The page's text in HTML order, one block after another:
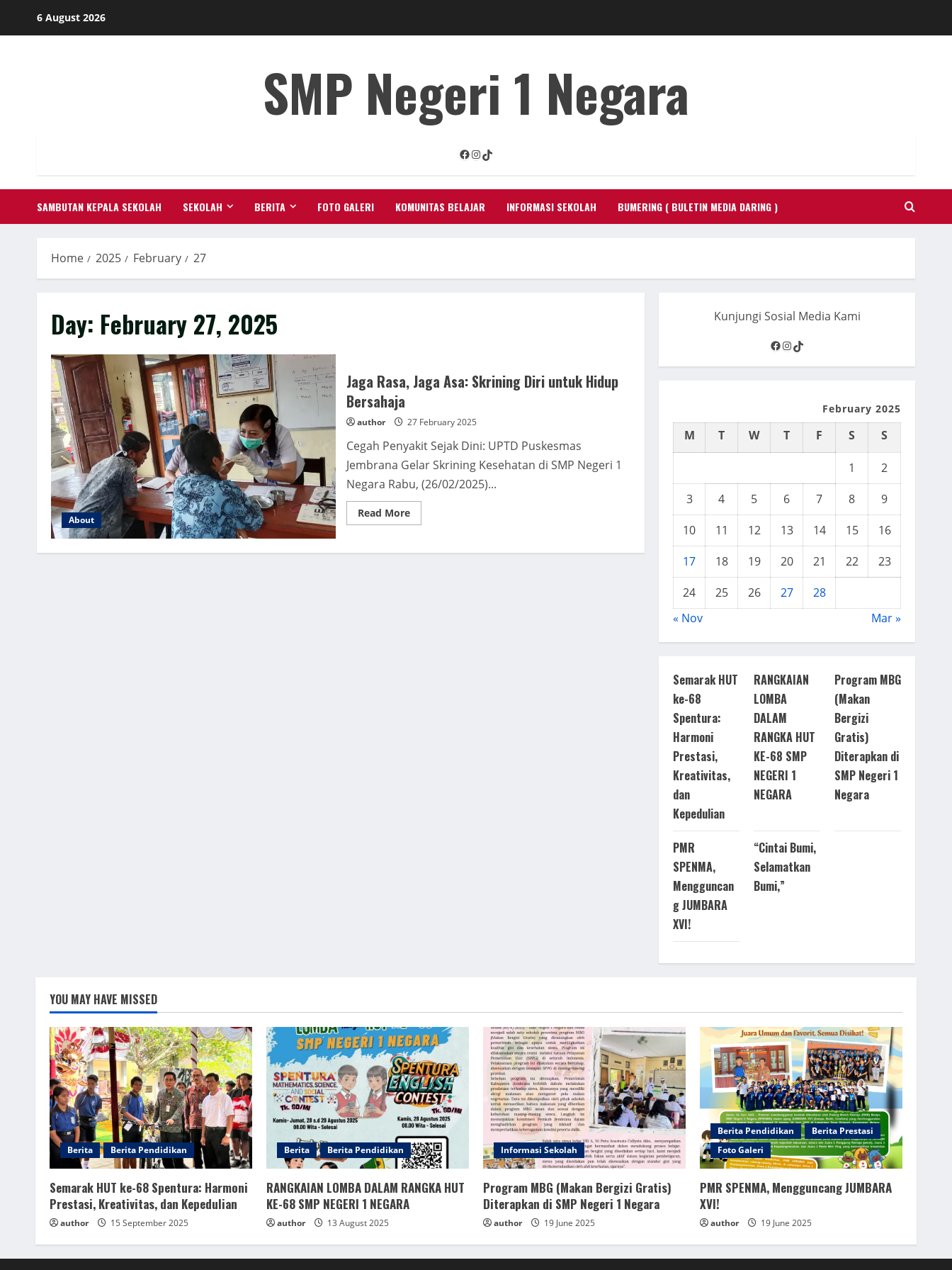
6 August 2026
SMP Negeri 1 Negara
Facebook
Instagram
TikTok
SAMBUTAN KEPALA SEKOLAH SEKOLAH BERITA FOTO GALERI KOMUNITAS BELAJAR INFORMASI SEKOLAH BUMERING ( BULETIN MEDIA DARING )
Home 2025 February 27
Day: February 27, 2025
About
Jaga Rasa, Jaga Asa: Skrining Diri untuk Hidup
Bersahaja
author 27 February 2025
Cegah Penyakit Sejak Dini: UPTD Puskesmas
Jembrana Gelar Skrining Kesehatan di SMP Negeri 1
Negara Rabu, (26/02/2025)...
Read MoreRead
more
Rasa,
Kunjungi Sosial Media Kami
Facebook
Instagram
TikTok
February 2025
M T W T F S S
1
2
3
4 5 6 7 8
9
10
11 12 13 14 15
16
17
18 19 20 21 22
23
24
25 26 27
28
« Nov
Mar »
Semarak HUT
ke-68
Spentura:
Harmoni
Prestasi,
Kreativitas,
dan
Kepedulian
RANGKAIAN
LOMBA
DALAM
RANGKA HUT
KE-68 SMP
NEGERI 1
NEGARA
Program MBG
(Makan
Bergizi
Gratis)
Diterapkan di
SMP Negeri 1
Negara
PMR
SPENMA,
Mengguncan
g JUMBARA
XVI!
“Cintai Bumi,
Selamatkan
Bumi,”
YOU MAY HAVE MISSED
Berita Berita Pendidikan
Semarak HUT ke-68 Spentura: Harmoni
Prestasi, Kreativitas, dan Kepedulian
author 15 September 2025
Berita Berita Pendidikan
RANGKAIAN LOMBA DALAM RANGKA HUT
KE-68 SMP NEGERI 1 NEGARA
author 13 August 2025
Informasi Sekolah
Program MBG (Makan Bergizi Gratis)
Diterapkan di SMP Negeri 1 Negara
author 19 June 2025
Berita Pendidikan
Berita Prestasi
Foto Galeri
PMR SPENMA, Mengguncang JUMBARA
XVI!
author 19 June 2025